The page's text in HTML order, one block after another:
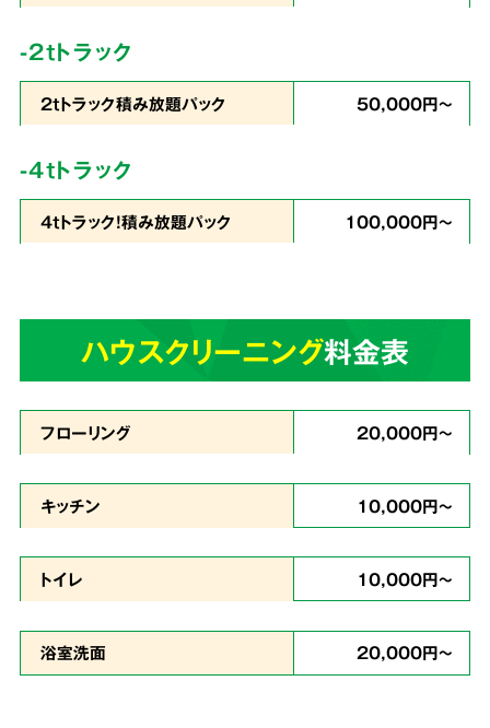
私たちは片づけで出たゴミの処分から、不用品
の買取りまでをワンストップで行っています。
業界最安値を目指したサービスでお客様満足度
4
あらゆる状況に
スピーディーに対応
どんな現場
でも対応
-2tトラック
2tトラック積み放題パック 50,000円～
-4tトラック
4tトラック！積み放題パック 100,000円～
ハウスクリーニング料金表
フローリング 20,000円～
キッチン 10,000円～
トイレ 10,000円～
浴室洗面 20,000円～